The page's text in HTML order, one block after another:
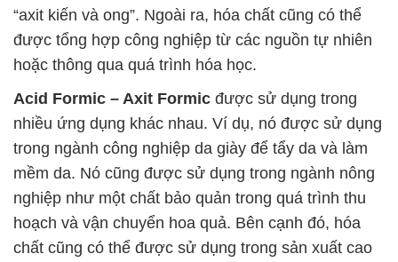
“axit kiến và ong”. Ngoài ra, hóa chất cũng có thể
được tổng hợp công nghiệp từ các nguồn tự nhiên
hoặc thông qua quá trình hóa học.
Acid Formic – Axit Formic được sử dụng trong
nhiều ứng dụng khác nhau. Ví dụ, nó được sử dụng
trong ngành công nghiệp da giày để tẩy da và làm
mềm da. Nó cũng được sử dụng trong ngành nông
nghiệp như một chất bảo quản trong quá trình thu
hoạch và vận chuyển hoa quả. Bên cạnh đó, hóa
chất cũng có thể được sử dụng trong sản xuất cao